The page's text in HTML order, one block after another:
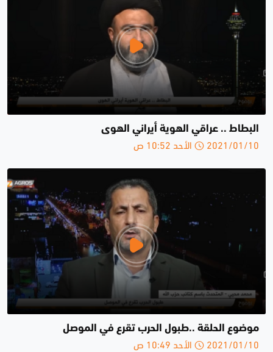
البطاط .. عراقي الهوية أيراني الهوى
2021/01/10 الأحد 10:52 ص
موضوع الحلقة ..طبول الحرب تقرع في الموصل
2021/01/10 الأحد 10:49 ص